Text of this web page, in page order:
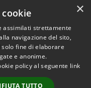
© 2026 • Comune di
Volpino • Powered by
• Accesso
×
assimilati strettamente
navigazione del sito,
fine di elaborare
e anonime.
policy al seguente link
TUTTO